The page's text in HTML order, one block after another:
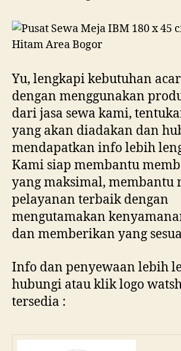
Yu, lengkapi kebutuhan
dengan menggunakan
dari jasa sewa kami,
yang akan diadakan dan
mendapatkan info lebih
Kami siap membantu
yang maksimal, membantu
pelayanan terbaik dengan
mengutamakan
dan memberikan yang
Info dan penyewaan lebih
hubungi atau klik logo
tersedia :